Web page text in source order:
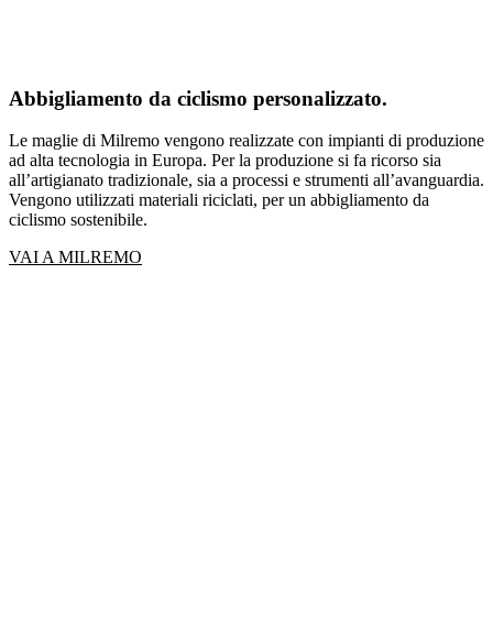
Abbigliamento da ciclismo personalizzato.
Le maglie di Milremo vengono realizzate con impianti di produzione
ad alta tecnologia in Europa. Per la produzione si fa ricorso sia
all’artigianato tradizionale, sia a processi e strumenti all’avanguardia.
Vengono utilizzati materiali riciclati, per un abbigliamento da
ciclismo sostenibile.
VAI A MILREMO